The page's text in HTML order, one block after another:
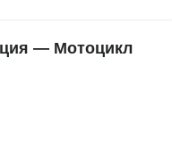
— Мотоцикл